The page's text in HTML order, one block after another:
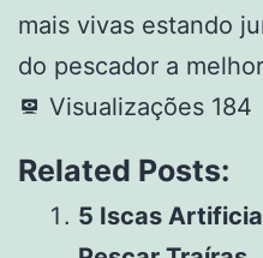
mais vivas estando
do pescador a
Visualizações 184
Related Posts:
5 Iscas